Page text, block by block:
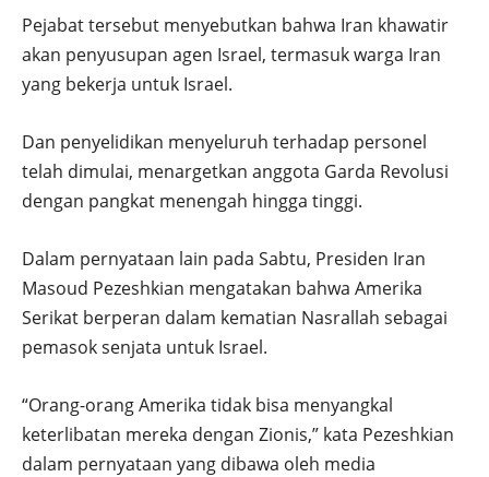
Pejabat tersebut menyebutkan bahwa Iran khawatir
akan penyusupan agen Israel, termasuk warga Iran
yang bekerja untuk Israel.
Dan penyelidikan menyeluruh terhadap personel
telah dimulai, menargetkan anggota Garda Revolusi
dengan pangkat menengah hingga tinggi.
Dalam pernyataan lain pada Sabtu, Presiden Iran
Masoud Pezeshkian mengatakan bahwa Amerika
Serikat berperan dalam kematian Nasrallah sebagai
pemasok senjata untuk Israel.
“Orang-orang Amerika tidak bisa menyangkal
keterlibatan mereka dengan Zionis,” kata Pezeshkian
dalam pernyataan yang dibawa oleh media